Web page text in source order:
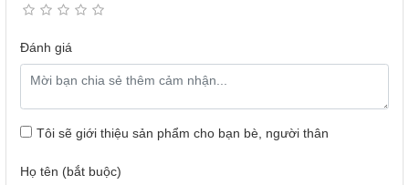
Dung dịch vệ sinh máy rửa bát Finish 250ml
2. TÍNH NĂNG CỦA NƯỚC VỆ SINH MÁY RỬA BÁT
- Làm sạch sâu vôi và chất béo ẩn trong máy rửa chén bát.
Đánh giá
Tôi sẽ giới thiệu sản phẩm cho bạn bè, người thân
Họ tên (bắt buộc)